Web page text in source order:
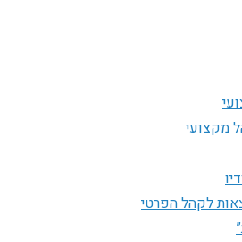
מקצועי
לקהל הפרטי